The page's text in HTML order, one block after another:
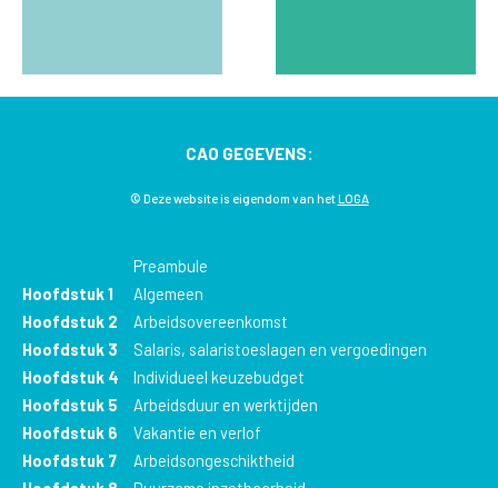
CAO GEGEVENS:
© Deze website is eigendom van hetLOGA
Preambule
Hoofdstuk 1
Algemeen
Hoofdstuk 2
Arbeidsovereenkomst
Hoofdstuk 3
Salaris, salaristoeslagen en vergoedingen
Hoofdstuk 4
Individueel keuzebudget
Hoofdstuk 5
Arbeidsduur en werktijden
Hoofdstuk 6
Vakantie en verlof
Hoofdstuk 7
Arbeidsongeschiktheid